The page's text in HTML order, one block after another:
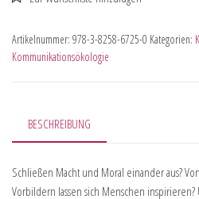
Artikelnummer: 978-3-8258-6725-0 Kategorien:
Kommunikationsökologie
BESCHREIBUNG
Schließen Macht und Moral einander aus?
Vorbildern lassen sich Menschen inspirieren?